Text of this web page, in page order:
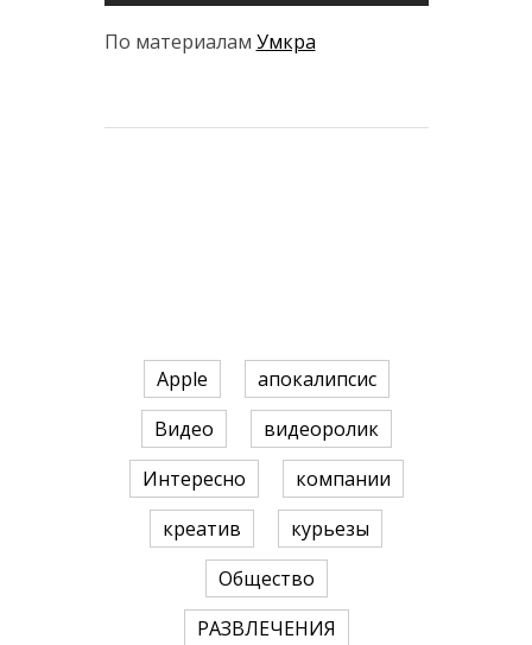
По материалам Умкра
Apple
апокалипсис
Видео
видеоролик
Интересно
компании
креатив
курьезы
Общество
РАЗВЛЕЧЕНИЯ